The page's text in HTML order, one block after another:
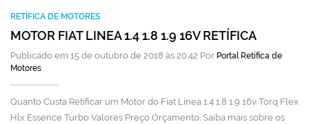
RETÍFICA DE MOTORES
MOTOR FIAT LINEA 1.4 1.8 1.9 16V RETÍFICA
Publicado em 15 de outubro de 2018 às 20:42 Por Portal Retífica de
Motores
Quanto Custa Retificar um Motor do Fiat Linea 1.4 1.8 1.9 16v Torq Flex
Hlx Essence Turbo Valores Preço Orçamento. Saiba mais sobre os